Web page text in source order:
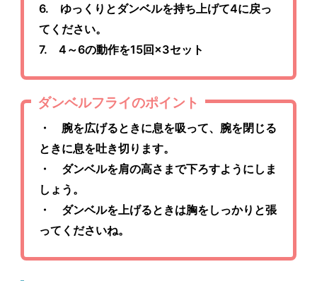
6. ゆっくりとダンベルを持ち上げて4に戻っ
てください。
7. 4～6の動作を15回×3セット
ダンベルフライのポイント
・ 腕を広げるときに息を吸って、腕を閉じる
ときに息を吐き切ります。
・ ダンベルを肩の高さまで下ろすようにしま
しょう。
・ ダンベルを上げるときは胸をしっかりと張
ってくださいね。